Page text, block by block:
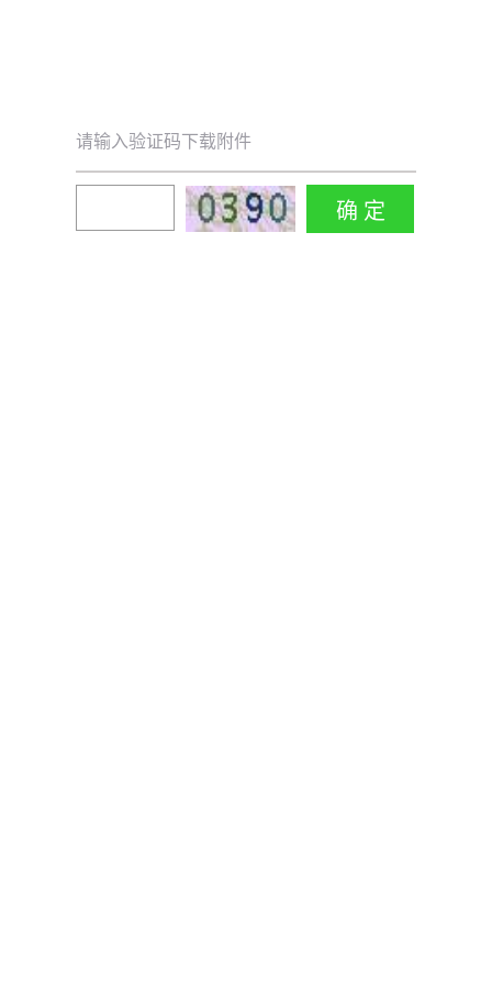
请输入验证码下载附件